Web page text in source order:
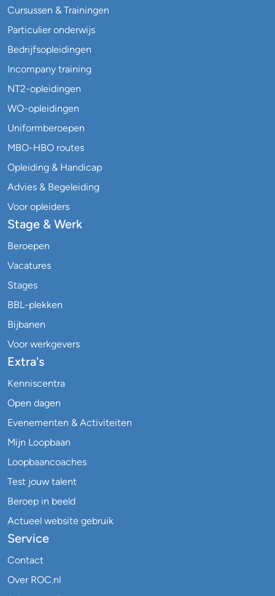
Cursussen & Trainingen
Particulier onderwijs
Bedrijfsopleidingen
Incompany training
NT2-opleidingen
WO-opleidingen
Uniformberoepen
MBO-HBO routes
Opleiding & Handicap
Advies & Begeleiding
Voor opleiders
Stage & Werk
Beroepen
Vacatures
Stages
BBL-plekken
Bijbanen
Voor werkgevers
Extra's
Kenniscentra
Open dagen
Evenementen & Activiteiten
Mijn Loopbaan
Loopbaancoaches
Test jouw talent
Beroep in beeld
Actueel website gebruik
Service
Contact
Over ROC.nl